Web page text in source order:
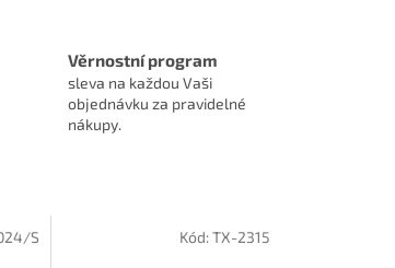
Věrnostní program
sleva na každou Vaši
objednávku za pravidelné
nákupy.
S Kód:TX-2315